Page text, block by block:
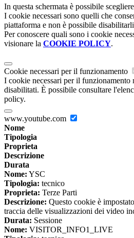
In questa schermata è possibile
I cookie necessari sono quelli che
piattaforma e non è possibile
Per conoscere quali sono i cookie
visionare la COOKIE POLICY.
Cookie necessari per il funzionamento
I cookie necessari per il funzionamento
disabilitati. È possibile consultare
policy.
www.youtube.com
Nome
Tipologia
Proprieta
Descrizione
Durata
Nome: YSC
Tipologia: tecnico
Proprieta: Terze Parti
Descrizione: Questo cookie è
traccia delle visualizzazioni dei video
Durata: Sessione
Nome: VISITOR_INFO1_LIVE